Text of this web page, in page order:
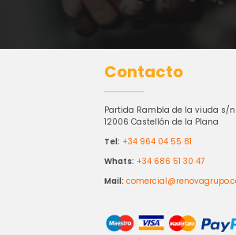
Contacto
Partida Rambla de la viuda s/n
12006 Castellón de la Plana
Tel: +34 964 04 55 81
Whats: +34 686 51 30 47
Mail: